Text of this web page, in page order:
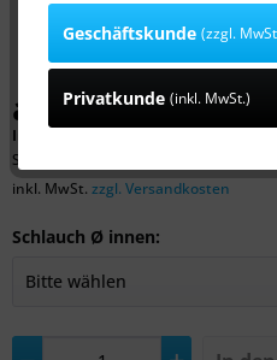
ab 3,99 € *
Inhalt:
Schnittkosten: 8,99 €
inkl. MwSt. zzgl. Versandkosten
Schlauch Ø innen:
Geschäftskunde (zzgl.
Privatkunde (inkl. MwSt.)